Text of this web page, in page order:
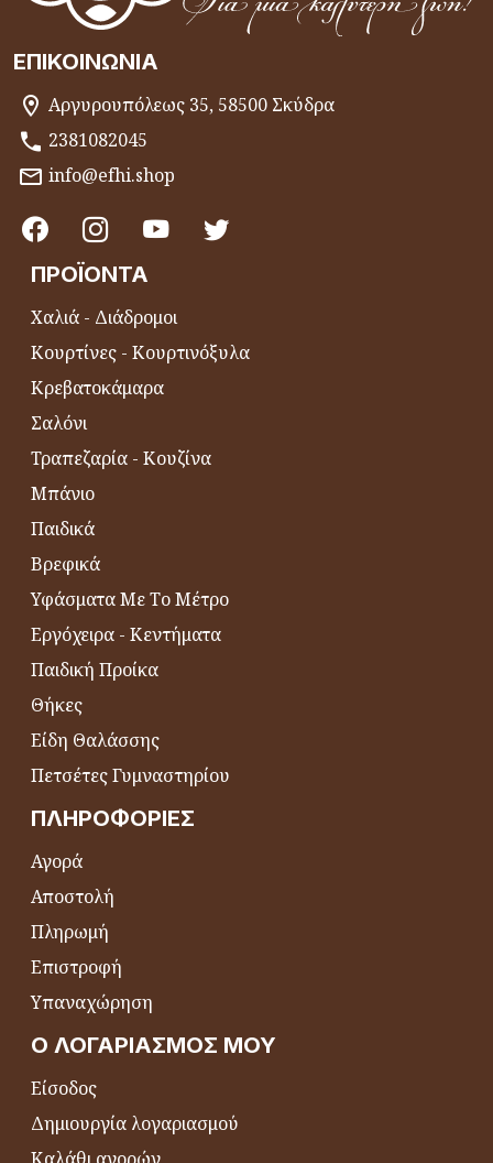
ΕΠΙΚΟΙΝΩΝΊΑ
Αργυρουπόλεως 35, 58500 Σκύδρα
2381082045
info@efhi.shop
ΠΡΟΪΌΝΤΑ
Χαλιά - Διάδρομοι
Κουρτίνες - Κουρτινόξυλα
Κρεβατοκάμαρα
Σαλόνι
Τραπεζαρία - Κουζίνα
Μπάνιο
Παιδικά
Βρεφικά
Υφάσματα Με Το Μέτρο
Εργόχειρα - Κεντήματα
Παιδική Προίκα
Θήκες
Είδη Θαλάσσης
Πετσέτες Γυμναστηρίου
ΠΛΗΡΟΦΟΡΊΕΣ
Αγορά
Αποστολή
Πληρωμή
Επιστροφή
Υπαναχώρηση
Ο ΛΟΓΑΡΙΑΣΜΌΣ ΜΟΥ
Είσοδος
Δημιουργία λογαριασμού